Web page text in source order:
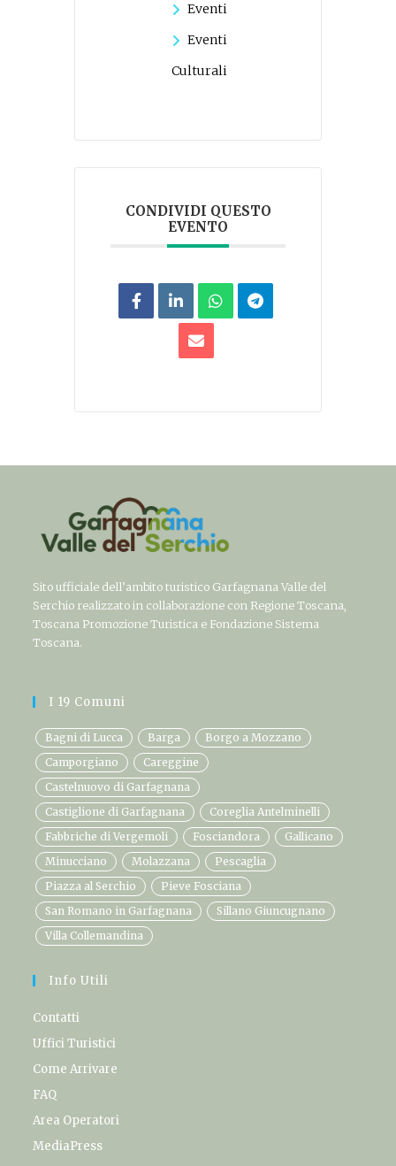
Eventi
Eventi
Culturali
CONDIVIDI QUESTO
EVENTO
Sito ufficiale dell’ambito turistico Garfagnana Valle del
Serchio realizzato in collaborazione con Regione Toscana,
Toscana Promozione Turistica e Fondazione Sistema
Toscana.
I 19 Comuni
Bagni di Lucca Barga
Borgo a Mozzano
Camporgiano
Careggine
Castelnuovo di Garfagnana
Castiglione di Garfagnana
Coreglia Antelminelli
Fabbriche di Vergemoli
Fosciandora
Gallicano
Minucciano
Molazzana
Pescaglia
Piazza al Serchio
Pieve Fosciana
San Romano in Garfagnana
Sillano Giuncugnano
Villa Collemandina
Info Utili
Contatti
Uffici Turistici
Come Arrivare
FAQ
Area Operatori
MediaPress